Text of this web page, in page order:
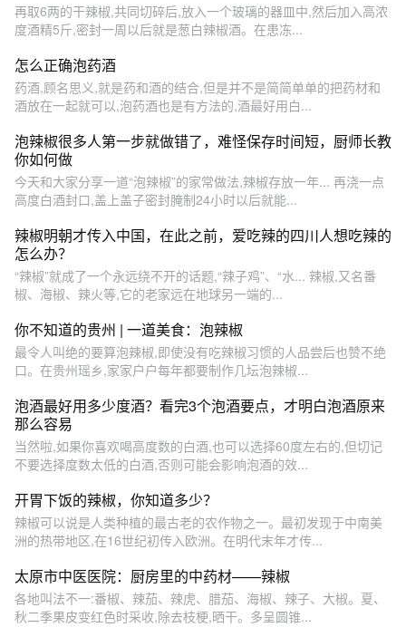
再取6两的干辣椒,共同切碎后,放入一个玻璃的器皿中,然后加入高浓
度酒精5斤,密封一周以后就是葱白辣椒酒。在患冻...
怎么正确泡药酒
药酒,顾名思义,就是药和酒的结合,但是并不是简简单单的把药材和
酒放在一起就可以,泡药酒也是有方法的,酒最好用白...
泡辣椒很多人第一步就做错了，难怪保存时间短，厨师长教
你如何做
今天和大家分享一道“泡辣椒”的家常做法,辣椒存放一年... 再浇一点
高度白酒封口,盖上盖子密封腌制24小时以后就能...
辣椒明朝才传入中国，在此之前，爱吃辣的四川人想吃辣的
怎么办？
“辣椒”就成了一个永远绕不开的话题,“辣子鸡”、“水... 辣椒,又名番
椒、海椒、辣火等,它的老家远在地球另一端的...
你不知道的贵州 | 一道美食：泡辣椒
最令人叫绝的要算泡辣椒,即使没有吃辣椒习惯的人品尝后也赞不绝
口。在贵州瑶乡,家家户户每年都要制作几坛泡辣椒...
泡酒最好用多少度酒？看完3个泡酒要点，才明白泡酒原来
那么容易
当然啦,如果你喜欢喝高度数的白酒,也可以选择60度左右的,但切记
不要选择度数太低的白酒,否则可能会影响泡酒的效...
开胃下饭的辣椒，你知道多少？
辣椒可以说是人类种植的最古老的农作物之一。最初发现于中南美
洲的热带地区,在16世纪初传入欧洲。在明代末年才传...
太原市中医医院：厨房里的中药材——辣椒
各地叫法不一:番椒、辣茄、辣虎、腊茄、海椒、辣子、大椒。夏、
秋二季果皮变红色时采收,除去枝梗,晒干。多呈圆锥...